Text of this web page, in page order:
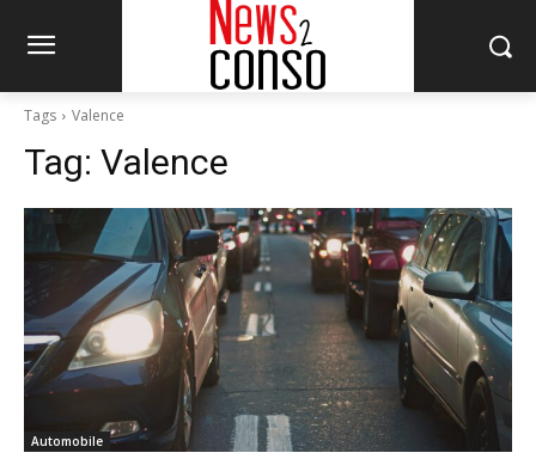
Tags Valence
Tag: Valence
Automobile